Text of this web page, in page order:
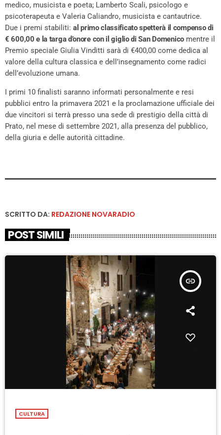
medico, musicista e poeta; Lamberto Scali, psicologo e
psicoterapeuta e Valeria Caliandro, musicista e cantautrice.
Due i premi stabiliti: al primo classificato spetterà il compenso di
€ 600,00 e la targa d’onore con il giglio di San Domenicomentre il
Premio speciale Giulia Vinditti sarà di €400,00 come dedica al
valore della cultura classica e dell’insegnamento come radici
dell’evoluzione umana.
I primi 10 finalisti saranno informati personalmente e resi
pubblici entro la primavera 2021 e la proclamazione ufficiale dei
due vincitori si terrà presso una sede di prestigio della città di
Prato, nel mese di settembre 2021, alla presenza del pubblico,
della giuria e delle autorità cittadine.
SCRITTO DA: REDAZIONE NOVARADIO
POST SIMILI
insert_link
CULTURA